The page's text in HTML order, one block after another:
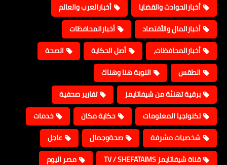
أخبارالحوادث والقضايا
أخبارالعرب والعالم
أخبارالمال والأقتصاد
أخبارالمحافظات
أخبارالمحافظات،
أصل الحكاية
الصحة
الطقس
النوبة هنا وهناك
برقية تهنئة من شيفاتايمز
تقارير صحفية
تكنولجيا المعلومات
حكاية مكان
خدمات
شخصيات مشرفة
صحةوجمال
عاجل
قناة شيفاتايمز TV / SHEFATAIMS
مصر اليوم